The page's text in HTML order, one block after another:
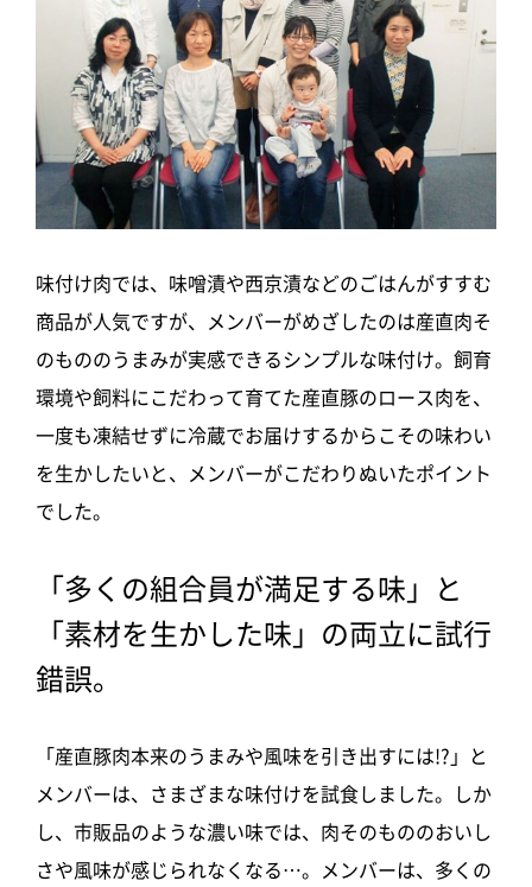
味付け肉では、味噌漬や西京漬などのごはんがすすむ
商品が人気ですが、メンバーがめざしたのは産直肉そ
のもののうまみが実感できるシンプルな味付け。飼育
環境や飼料にこだわって育てた産直豚のロース肉を、
一度も凍結せずに冷蔵でお届けするからこその味わい
を生かしたいと、メンバーがこだわりぬいたポイント
でした。
「多くの組合員が満足する味」と
「素材を生かした味」の両立に試行
錯誤。
「産直豚肉本来のうまみや風味を引き出すには!?」と
メンバーは、さまざまな味付けを試食しました。しか
し、市販品のような濃い味では、肉そのもののおいし
さや風味が感じられなくなる…。メンバーは、多くの